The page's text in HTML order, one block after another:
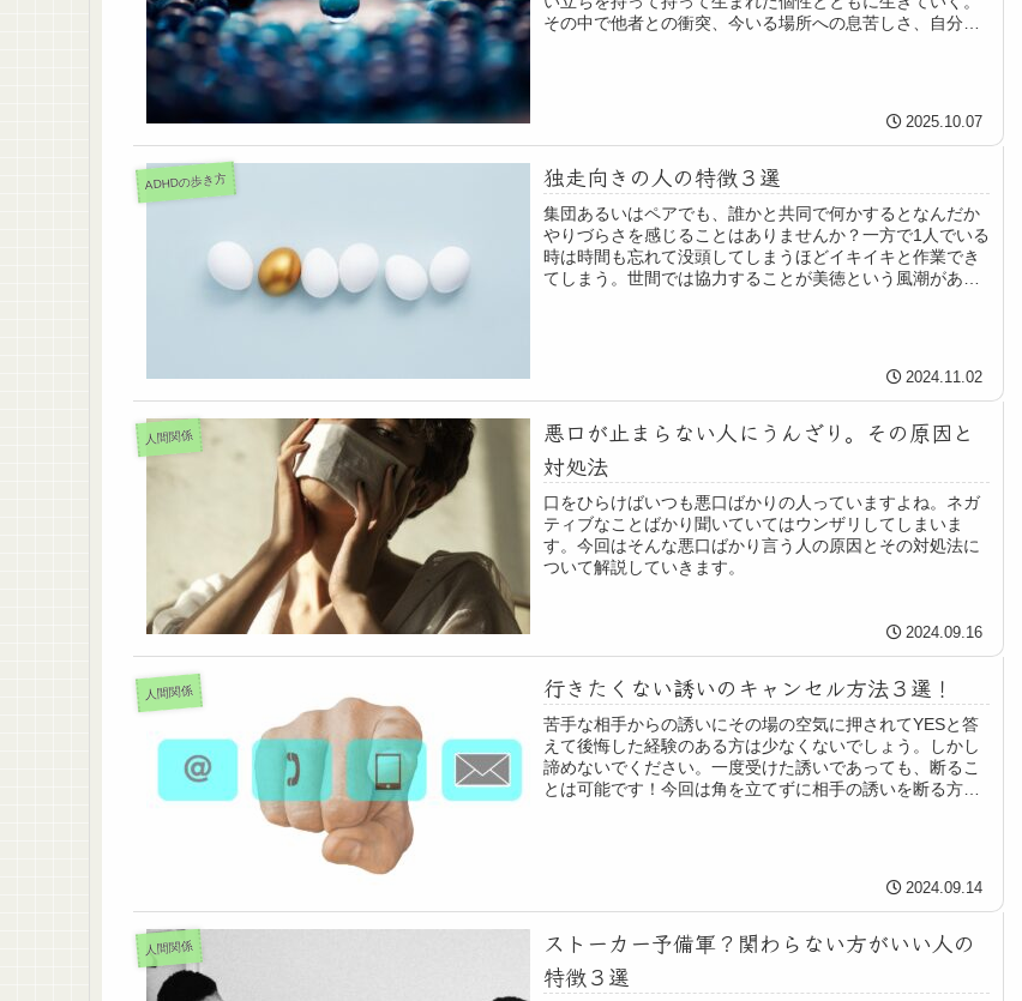
その中で他者との衝突、今いる場所への息苦しさ、自分の
2025.10.07
ADHDの歩き方 独走向きの人の特徴３選
集団あるいはペアでも、誰かと共同で何かするとなんだか
やりづらさを感じることはありませんか？一方で1人でいる
時は時間も忘れて没頭してしまうほどイキイキと作業でき
てしまう。世間では協力することが美徳という風潮があり
2024.11.02
人間関係
悪口が止まらない人にうんざり。その原因と
対処法
口をひらけばいつも悪口ばかりの人っていますよね。ネガ
ティブなことばかり聞いていてはウンザリしてしまいま
す。今回はそんな悪口ばかり言う人の原因とその対処法に
ついて解説していきます。
2024.09.16
人間関係 行きたくない誘いのキャンセル方法３選！
苦手な相手からの誘いにその場の空気に押されてYESと答
えて後悔した経験のある方は少なくないでしょう。しかし
諦めないでください。一度受けた誘いであっても、断るこ
とは可能です！今回は角を立てずに相手の誘いを断る方法
2024.09.14
人間関係
ストーカー予備軍？関わらない方がいい人の
特徴３選